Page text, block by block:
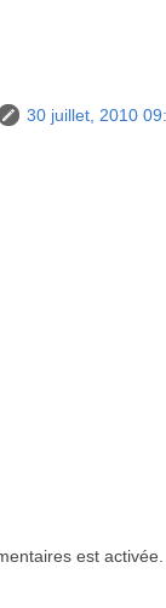
30 juillet, 2010
est activée.